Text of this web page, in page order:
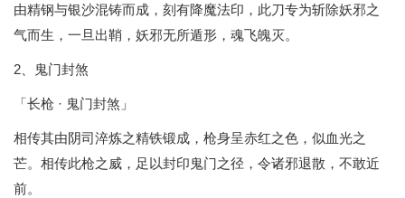
由精钢与银沙混铸而成，刻有降魔法印，此刀专为斩除妖邪之
气而生，一旦出鞘，妖邪无所遁形，魂飞魄灭。
2、鬼门封煞
「长枪 · 鬼门封煞」
相传其由阴司淬炼之精铁锻成，枪身呈赤红之色，似血光之
芒。相传此枪之威，足以封印鬼门之径，令诸邪退散，不敢近
前。